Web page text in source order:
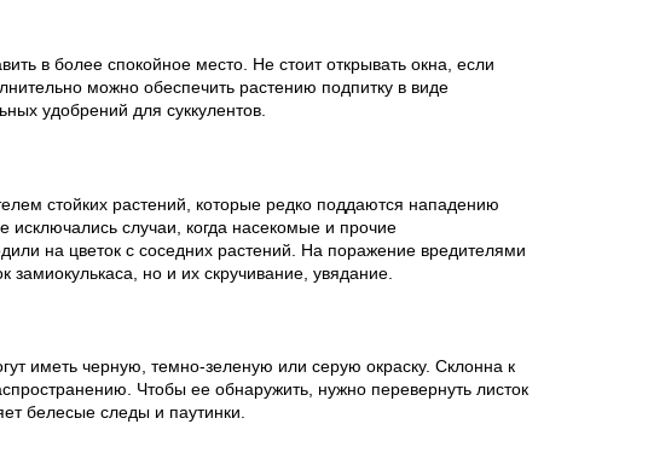
в более спокойное место. Не стоит открывать окна, если
можно обеспечить растению подпитку в виде
удобрений для суккулентов.
стойких растений, которые редко поддаются нападению
исключались случаи, когда насекомые и прочие
на цветок с соседних растений. На поражение вредителями
замиокулькаса, но и их скручивание, увядание.
иметь черную, темно-зеленую или серую окраску. Склонна к
Чтобы ее обнаружить, нужно перевернуть листок
белесые следы и паутинки.